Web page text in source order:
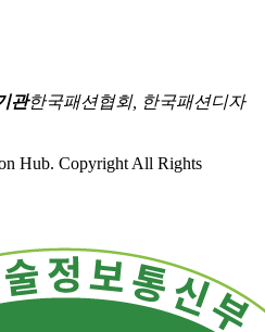
관한국패션협회, 한국패션디자
Hub. Copyright All Rights